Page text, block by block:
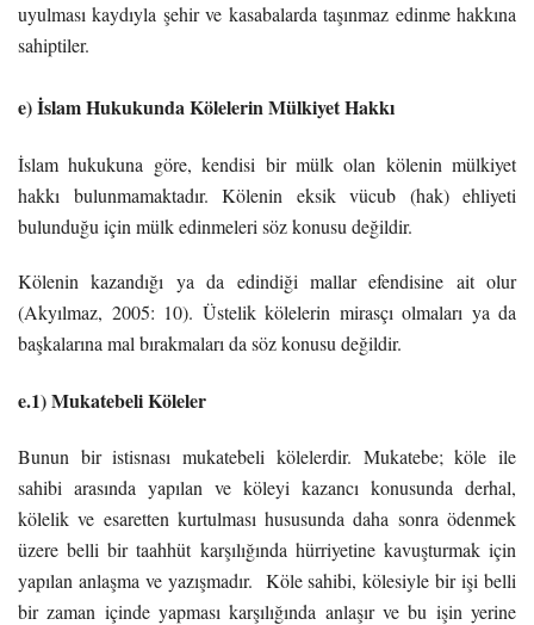
uyulması kaydıyla şehir ve kasabalarda taşınmaz edinme hakkına
sahiptiler.
e) İslam Hukukunda Kölelerin Mülkiyet Hakkı
İslam hukukuna göre, kendisi bir mülk olan kölenin mülkiyet
hakkı bulunmamaktadır. Kölenin eksik vücub (hak) ehliyeti
bulunduğu için mülk edinmeleri söz konusu değildir.
Kölenin kazandığı ya da edindiği mallar efendisine ait olur
(Akyılmaz, 2005: 10). Üstelik kölelerin mirasçı olmaları ya da
başkalarına mal bırakmaları da söz konusu değildir.
e.1) Mukatebeli Köleler
Bunun bir istisnası mukatebeli kölelerdir. Mukatebe; köle ile
sahibi arasında yapılan ve köleyi kazancı konusunda derhal,
kölelik ve esaretten kurtulması hususunda daha sonra ödenmek
üzere belli bir taahhüt karşılığında hürriyetine kavuşturmak için
yapılan anlaşma ve yazışmadır. Köle sahibi, kölesiyle bir işi belli
bir zaman içinde yapması karşılığında anlaşır ve bu işin yerine